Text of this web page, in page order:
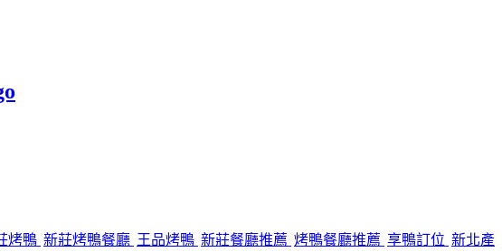
烤鴨 新莊烤鴨餐廳 王品烤鴨 新莊餐廳推薦 烤鴨餐廳推薦 享鴨訂位 新北產